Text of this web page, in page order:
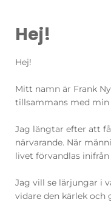
Hej!
Hej!
Mitt namn är Frank
tillsammans med min
Jag längtar efter att
närvarande. När
livet förvandlas inifrån
Jag vill se lärjungar i
vidare den kärlek och